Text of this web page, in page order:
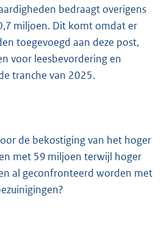
bedraagt overigens
miljoen. Dit komt omdat er
toegevoegd aan deze post,
voor leesbevordering en
tranche van 2025.
de bekostiging van het hoger
met 59 miljoen terwijl hoger
al geconfronteerd worden met